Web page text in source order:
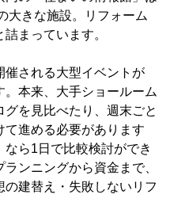
大きな施設。リフォーム
まっています。
催される大型イベントが
。本来、大手ショールーム
を見比べたり、週末ごと
て進める必要があります
ら1日で比較検討ができ
ンニングから資金まで、
建替え・失敗しないリフ